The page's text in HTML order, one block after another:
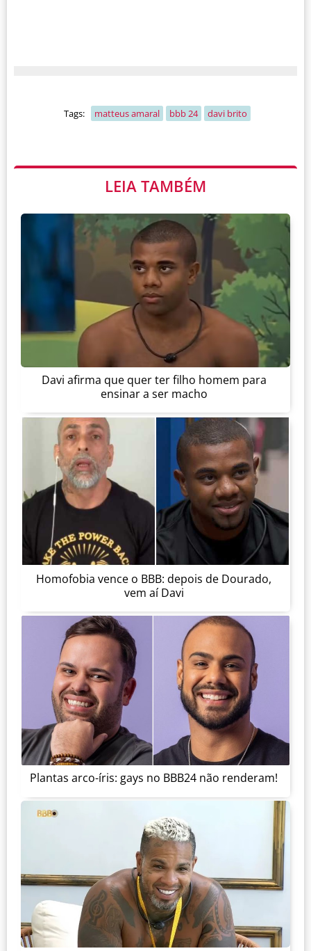
Tags: matteus amaral bbb 24 davi brito
LEIA TAMBÉM
Davi afirma que quer ter filho homem para
ensinar a ser macho
Homofobia vence o BBB: depois de Dourado,
vem aí Davi
Plantas arco-íris: gays no BBB24 não renderam!